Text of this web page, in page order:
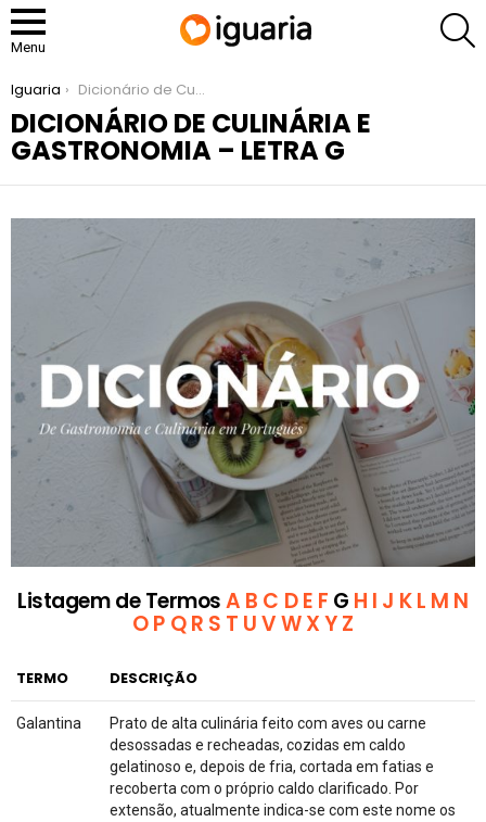
Menu
You are here:
Iguaria Dicionário de Culinária e Gastronomia – Letra G
DICIONÁRIO DE CULINÁRIA E
GASTRONOMIA – LETRA G
Listagem de TermosA B C D E F G H I J K L M N
OP Q R S T UVW XY Z
TERMO DESCRIÇÃO
Galantina
Prato de alta culinária feito com aves ou carne
desossadas e recheadas, cozidas em caldo
gelatinoso e, depois de fria, cortada em fatias e
recoberta com o próprio caldo clarificado. Por
extensão, atualmente indica-se com este nome os